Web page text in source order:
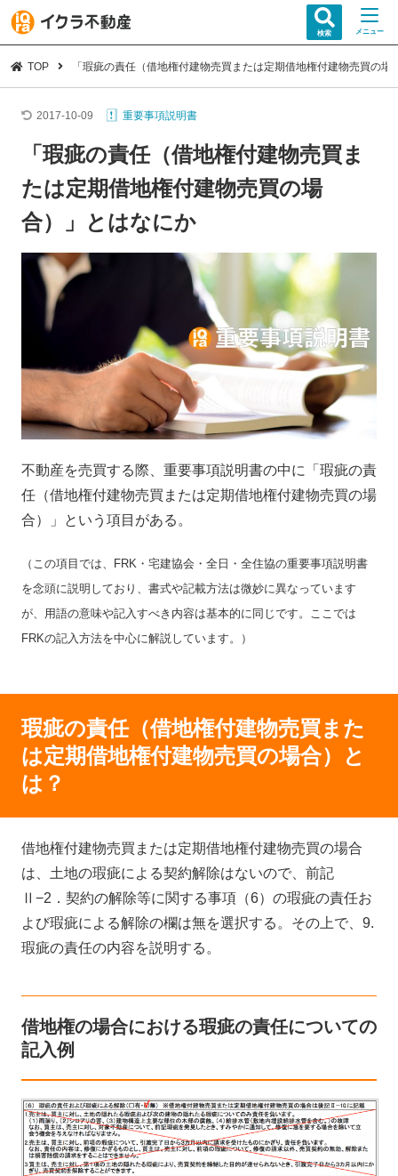
検索 メニュー
TOP 「瑕疵の責任（借地権付建物売買または定期借地権付建物売買の場
2017-10-09 重要事項説明書
「瑕疵の責任（借地権付建物売買ま
たは定期借地権付建物売買の場
合）」とはなにか
不動産を売買する際、重要事項説明書の中に「瑕疵の責
任（借地権付建物売買または定期借地権付建物売買の場
合）」という項目がある。
（この項目では、FRK・宅建協会・全日・全住協の重要事項説明書
を念頭に説明しており、書式や記載方法は微妙に異なっています
が、用語の意味や記入すべき内容は基本的に同じです。ここでは
FRKの記入方法を中心に解説しています。）
瑕疵の責任（借地権付建物売買また
は定期借地権付建物売買の場合）と
は？
借地権付建物売買または定期借地権付建物売買の場合
は、土地の瑕疵による契約解除はないので、前記
Ⅱ−2．契約の解除等に関する事項（6）の瑕疵の責任お
よび瑕疵による解除の欄は無を選択する。その上で、9.
瑕疵の責任の内容を説明する。
借地権の場合における瑕疵の責任についての
記入例